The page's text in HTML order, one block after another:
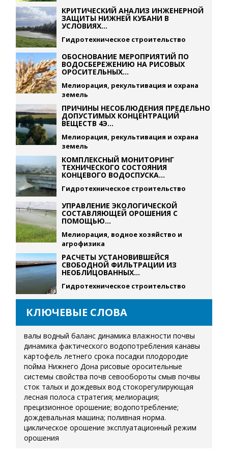
КРИТИЧЕСКИЙ АНАЛИЗ ИНЖЕНЕРНОЙ
ЗАЩИТЫ НИЖНЕЙ КУБАНИ В
УСЛОВИЯХ...
Гидротехническое строительство
ОБОСНОВАНИЕ МЕРОПРИЯТИЙ ПО
ВОДОСБЕРЕЖЕНИЮ НА РИСОВЫХ
ОРОСИТЕЛЬНЫХ...
Мелиорация, рекультивация и охрана
земель
ПРИЧИНЫ НЕСОБЛЮДЕНИЯ ПРЕДЕЛЬНО
ДОПУСТИМЫХ КОНЦЕНТРАЦИЙ
ВЕЩЕСТВ 4Э...
Мелиорация, рекультивация и охрана
земель
КОМПЛЕКСНЫЙ МОНИТОРИНГ
ТЕХНИЧЕСКОГО СОСТОЯНИЯ
КОНЦЕВОГО ВОДОСПУСКА...
Гидротехническое строительство
УПРАВЛЕНИЕ ЭКОЛОГИЧЕСКОЙ
СОСТАВЛЯЮЩЕЙ ОРОШЕНИЯ С
ПОМОЩЬЮ...
Мелиорация, водное хозяйство и
агрофизика
РАСЧЕТЫ УСТАНОВИВШЕЙСЯ
СВОБОДНОЙ ФИЛЬТРАЦИИ ИЗ
НЕОБЛИЦОВАННЫХ...
Гидротехническое строительство
КЛЮЧЕВЫЕ СЛОВА
валы водный баланс динамика влажности почвы
динамика фактического водопотребления канавы
картофель летнего срока посадки плодородие
пойма Нижнего Дона рисовые оросительные
системы свойства почв севообороты смыв почвы
сток талых и дождевых вод стокорегулирующая
лесная полоса стратегия; мелиорация;
прецизионное орошение; водопотребление;
дождевальная машина; поливная норма.
циклическое орошение эксплуатационный режим
орошения